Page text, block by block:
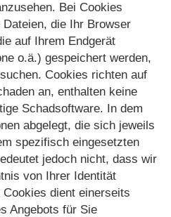
Bei Cookies
die Ihr Browser
auf Ihrem Endgerät
o.ä.) gespeichert werden,
Cookies richten auf
an, enthalten keine
Schadsoftware. In dem
abgelegt, die sich jeweils
spezifisch eingesetzten
jedoch nicht, dass wir
von Ihrer Identität
dient einerseits
Angebots für Sie